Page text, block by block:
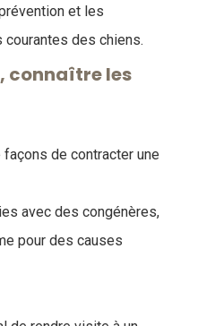
et les
des chiens.
connaître les
de contracter une
avec des congénères,
pour des causes